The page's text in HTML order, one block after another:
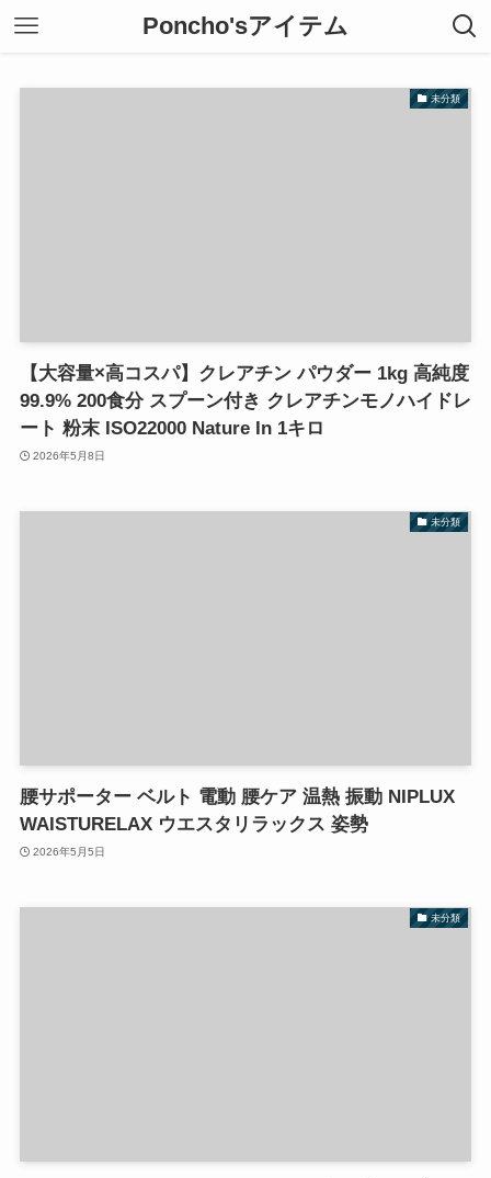
Poncho'sアイテム
未分類
【大容量×高コスパ】クレアチン パウダー 1kg 高純度
99.9% 200食分 スプーン付き クレアチンモノハイドレ
ート 粉末 ISO22000 Nature In 1キロ
2026年5月8日
未分類
腰サポーター ベルト 電動 腰ケア 温熱 振動 NIPLUX
WAISTURELAX ウエスタリラックス 姿勢
2026年5月5日
未分類